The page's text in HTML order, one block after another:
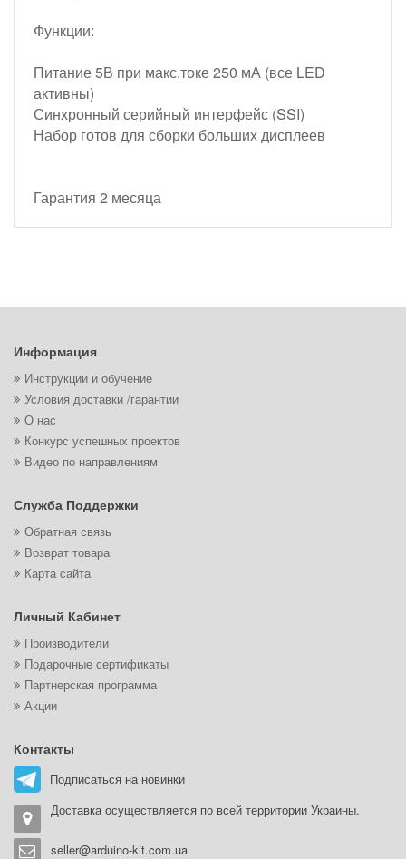
Функции:
Питание 5В при макс.токе 250 мА (все LED
активны)
Синхронный серийный интерфейс (SSI)
Набор готов для сборки больших дисплеев
Гарантия 2 месяца
Информация
Инструкции и обучение
Условия доставки /гарантии
О нас
Конкурс успешных проектов
Видео по направлениям
Служба Поддержки
Обратная связь
Возврат товара
Карта сайта
Личный Кабинет
Производители
Подарочные сертификаты
Партнерская программа
Акции
Контакты
Подписаться на новинки
Доставка осуществляется по всей территории Украины.
seller@arduino-kit.com.ua